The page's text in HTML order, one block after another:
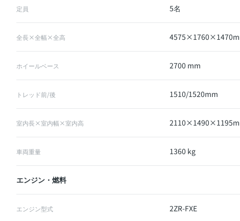
定員 5名
全長×全幅×全高
ホイールベース 2700 mm
トレッド前/後 1510/1520mm
室内長×室内幅×室内高
車両重量 1360 kg
エンジン・燃料
エンジン型式 2ZR-FXE